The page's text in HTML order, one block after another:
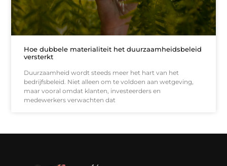
Hoe dubbele materialiteit het duurzaamheidsbeleid
versterkt
Duurzaamheid wordt steeds meer het hart van het
bedrijfsbeleid. Niet alleen om te voldoen aan wetgeving,
maar vooral omdat klanten, investeerders en
medewerkers verwachten dat